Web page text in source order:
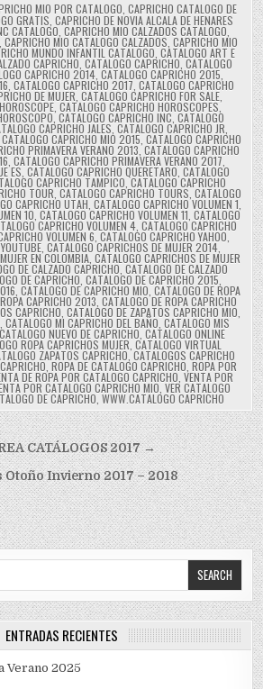
MIO POR CATALOGO, CAPRICHO CATALOGO DE
GRATIS, CAPRICHO DE NOVIA ALCALA DE HENARES
CATALOGO, CAPRICHO MIO CALZADOS CATALOGO,
, CAPRICHO MIO CATALOGO CALZADOS, CAPRICHO MIO
MUNDO INFANTIL CATALOGO, CATALOGO ART E
CAPRICHO, CATALOGO CAPRICHO, CATALOGO
CAPRICHO 2014, CATALOGO CAPRICHO 2015,
, CATALOGO CAPRICHO 2017, CATALOGO CAPRICHO
DE MUJER, CATALOGO CAPRICHO FOR SALE,
, CATALOGO CAPRICHO HOROSCOPES,
,CATALOGO CAPRICHO INC, CATALOGO
CAPRICHO JALES, CATALOGO CAPRICHO JR,
CATALOGO CAPRICHO MIO 2015, CATALOGO CAPRICHO
PRIMAVERA VERANO 2013,CATALOGO CAPRICHO
, CATALOGO CAPRICHO PRIMAVERA VERANO 2017,
ES, CATALOGO CAPRICHO QUERETARO, CATALOGO
CAPRICHO TAMPICO,CATALOGO CAPRICHO
TOUR, CATALOGO CAPRICHO TOURS, CATALOGO
CAPRICHO UTAH, CATALOGO CAPRICHO VOLUMEN 1,
10, CATALOGO CAPRICHO VOLUMEN 11, CATALOGO
CAPRICHO VOLUMEN 4, CATALOGO CAPRICHO
VOLUMEN 6, CATALOGO CAPRICHO YAHOO,
, CATALOGO CAPRICHOS DE MUJER 2014,
EN COLOMBIA, CATALOGO CAPRICHOS DE MUJER
DE CALZADO CAPRICHO, CATALOGO DE CALZADO
DE CAPRICHO, CATALOGO DE CAPRICHO 2015,
, CATALOGO DE CAPRICHO MIO, CATALOGO DE ROPA
CAPRICHO 2013, CATALOGO DE ROPA CAPRICHO
CAPRICHO, CATALOGO DE ZAPATOS CAPRICHO MIO,
, CATALOGO MI CAPRICHO DEL BAÑO, CATALOGO MIS
CATALOGO NUEVO DE CAPRICHO, CATALOGO ONLINE
ROPA CAPRICHOS MUJER, CATALOGO VIRTUAL
ZAPATOS CAPRICHO,CATALOGOS CAPRICHO
, ROPA DE CATALOGO CAPRICHO, ROPA POR
DE ROPA POR CATALOGO CAPRICHO, VENTA POR
POR CATALOGO CAPRICHO MIO, VER CATALOGO
DE CAPRICHO, WWW.CATALOGO CAPRICHO
CATÁLOGOS 2017 →
Otoño Invierno 2017 – 2018
ENTRADAS RECIENTES
Verano 2025